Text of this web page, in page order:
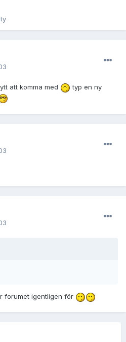
att komma med
typ en ny
forumet igentligen för